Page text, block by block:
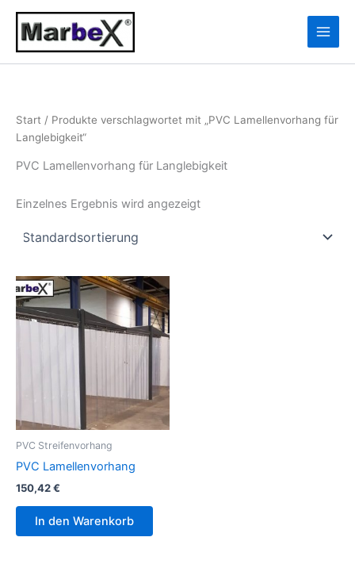
Zum
Inhalt
springen
Start / Produkte verschlagwortet mit „PVC Lamellenvorhang für
Langlebigkeit“
PVC Lamellenvorhang für Langlebigkeit
Einzelnes Ergebnis wird angezeigt
PVC Streifenvorhang
PVC Lamellenvorhang
150,42€
In den Warenkorb